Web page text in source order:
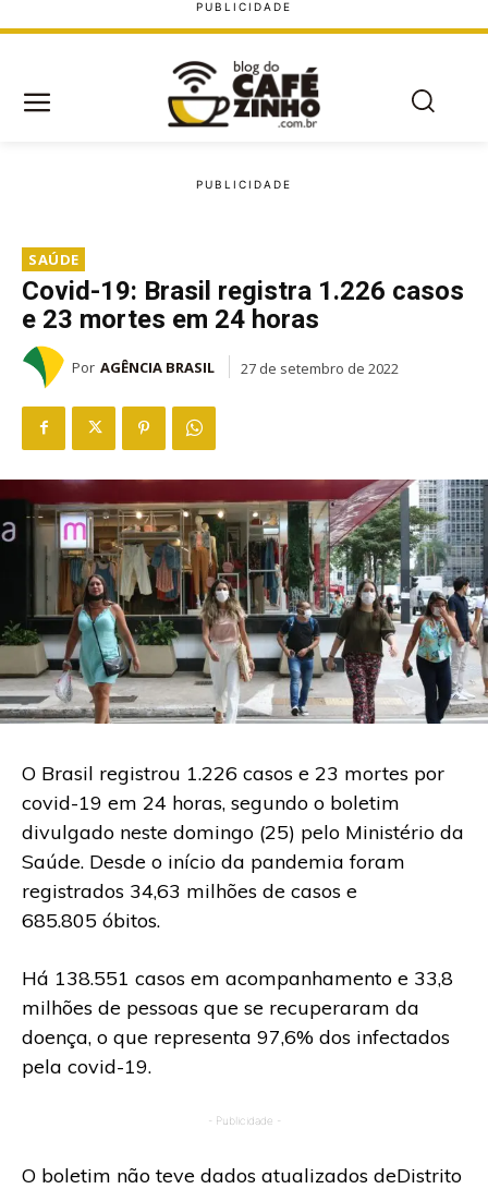
SAÚDE
Covid-19: Brasil registra 1.226 casos
e 23 mortes em 24 horas
Por AGÊNCIA BRASIL 27 de setembro de 2022
O Brasil registrou 1.226 casos e 23 mortes por
covid-19 em 24 horas, segundo o boletim
divulgado neste domingo (25) pelo Ministério da
Saúde. Desde o início da pandemia foram
registrados 34,63 milhões de casos e
685.805 óbitos.
Há 138.551 casos em acompanhamento e 33,8
milhões de pessoas que se recuperaram da
doença, o que representa 97,6% dos infectados
pela covid-19.
- Publicidade -
O boletim não teve dados atualizados deDistrito